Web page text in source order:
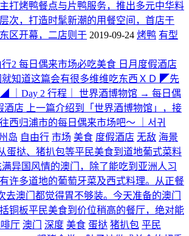
打烤鸭餐点与片鸭服务，推出多元中华料
次，打造时髦新潮的用餐空间，首店于
区开幕，二店则于 2019-09-24 烤鸭 有型
2 每日偶来市场必吃美食 日月度假酒店
就知道这篇会有很多维维吃东西ＸＤ ◤先
｜Day 2 行程｜ 世界酒博物馆 → 每日偶
店 上一篇介绍到「世界酒博物馆」，接
西归浦市的每日偶来市场吧～ ｜서귀
岛 自由行 市场 美食 度假酒店 无敌 海景
蛋挞、猪扒包等平民美食到道地葡式菜料
满异国风情的澳门，除了能吃到亚洲人习
许多道地的葡萄牙菜及西式料理。从正餐
去澳门都觉得胃不够装。今天准备的澳门
铜板平民美食到价位稍高的餐厅，绝对能
厅 澳门 深度 美食 蛋挞 猪扒包 平民